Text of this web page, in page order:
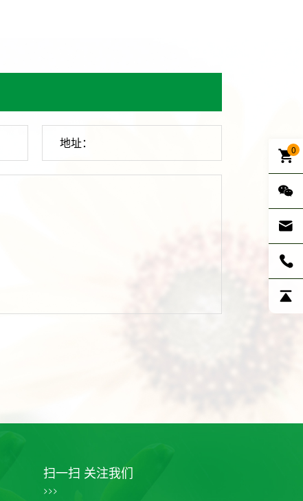
地址：
扫一扫 关注我们
>>>
0